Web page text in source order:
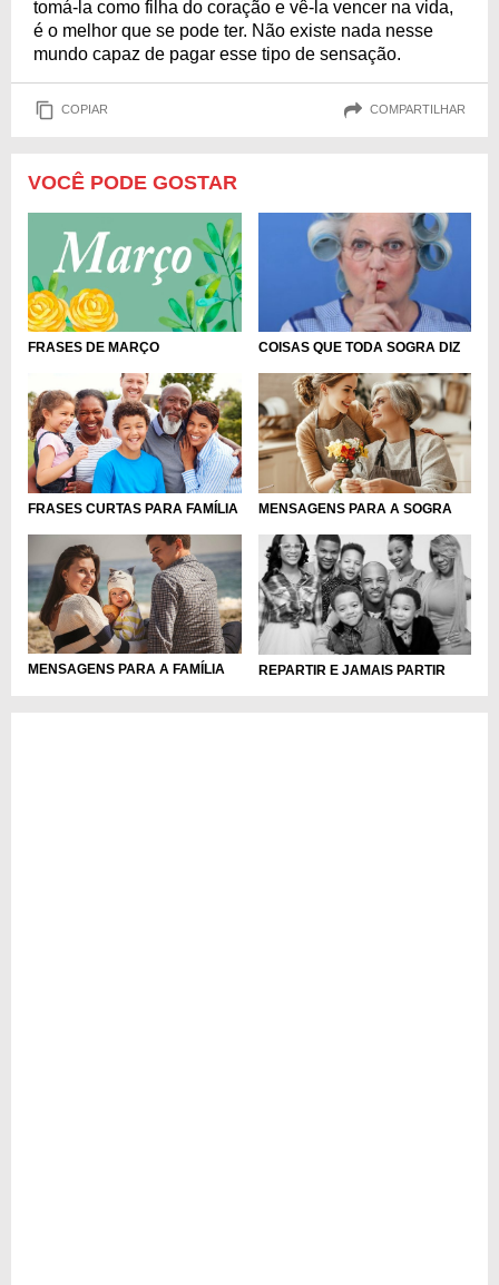
tomá-la como filha do coração e vê-la vencer na vida,
é o melhor que se pode ter. Não existe nada nesse
mundo capaz de pagar esse tipo de sensação.
COPIAR COMPARTILHAR
VOCÊ PODE GOSTAR
FRASES DE MARÇO COISAS QUE TODA SOGRA DIZ
FRASES CURTAS PARA FAMÍLIA MENSAGENS PARA A SOGRA
MENSAGENS PARA A FAMÍLIA REPARTIR E JAMAIS PARTIR